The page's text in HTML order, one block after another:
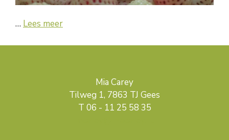
… Lees meer
Mia Carey
Tilweg 1, 7863 TJ Gees
T 06 - 11 25 58 35